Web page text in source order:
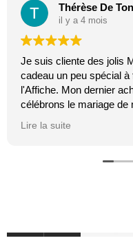
Thérèse De
il y a 4 mois
Je suis cliente des jolis
cadeau un peu spécial
l'Affiche. Mon dernier
célébrons le mariage de
Lire la suite